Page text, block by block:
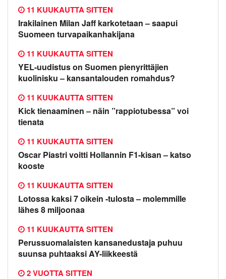
Irakilainen Milan Jaff karkotetaan – saapui
Suomeen turvapaikanhakijana
11 KUUKAUTTA SITTEN
YEL-uudistus on Suomen pienyrittäjien
kuolinisku – kansantalouden romahdus?
11 KUUKAUTTA SITTEN
Kick tienaaminen – näin ”rappiotubessa” voi
tienata
11 KUUKAUTTA SITTEN
Oscar Piastri voitti Hollannin F1-kisan – katso
kooste
11 KUUKAUTTA SITTEN
Lotossa kaksi 7 oikein -tulosta – molemmille
lähes 8 miljoonaa
11 KUUKAUTTA SITTEN
Perussuomalaisten kansanedustaja puhuu
suunsa puhtaaksi AY-liikkeestä
11 KUUKAUTTA SITTEN
2 VUOTTA SITTEN